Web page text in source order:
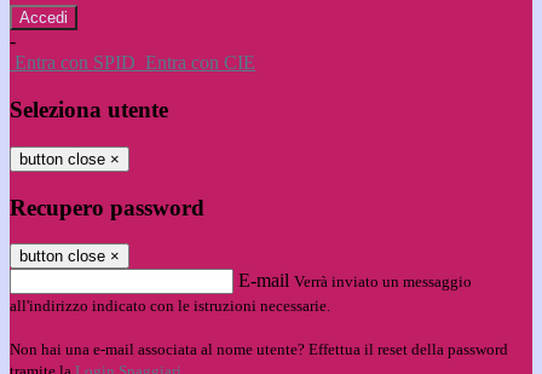
-
Entra con SPID Entra con CIE
Seleziona utente
button close ×
Recupero password
button close ×
E-mail Verrà inviato un messaggio
all'indirizzo indicato con le istruzioni necessarie.
Non hai una e-mail associata al nome utente? Effettua il reset della password